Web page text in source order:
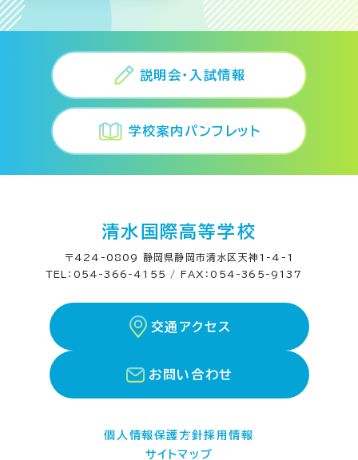
説明会・入試情報
学校案内パンフレット
清水国際高等学校
〒424-0809 静岡県静岡市清水区天神1-4-1
TEL：054-366-4155 / FAX：054-365-9137
交通アクセス
お問い合わせ
個人情報保護方針採用情報
サイトマップ